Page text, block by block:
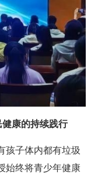
康的持续践行
孩子体内都有垃圾
始终将青少年健康